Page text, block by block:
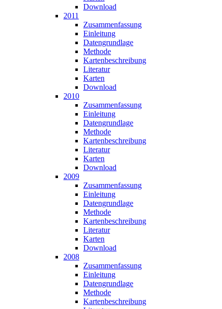
Download
2011
Zusammen­fassung
Einleitung
Datengrundlage
Methode
Karten­beschreibung
Literatur
Karten
Download
2010
Zusammen­fassung
Einleitung
Datengrundlage
Methode
Karten­beschreibung
Literatur
Karten
Download
2009
Zusammen­fassung
Einleitung
Datengrundlage
Methode
Karten­beschreibung
Literatur
Karten
Download
2008
Zusammen­fassung
Einleitung
Datengrundlage
Methode
Karten­beschreibung